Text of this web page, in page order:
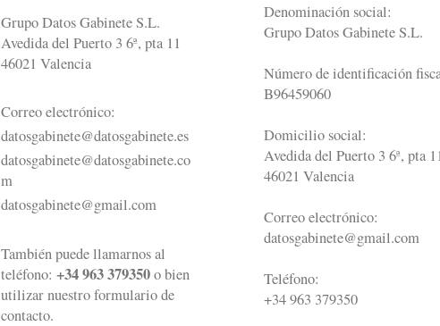
Denominación social:
Grupo Datos Gabinete S.L.
Número de identificación
B96459060
Domicilio social:
Avedida del Puerto 3 6ª, pta
46021 Valencia
Correo electrónico:
datosgabinete@gmail.com
Teléfono:
+34 963 379350
Grupo Datos Gabinete S.L.
Avedida del Puerto 3 6ª, pta 11
46021 Valencia
Correo electrónico:
datosgabinete@datosgabinete.es
datosgabinete@datosgabinete.co
m
datosgabinete@gmail.com
También puede llamarnos al
teléfono: +34 963 379350o bien
utilizar nuestro formulario de
contacto.